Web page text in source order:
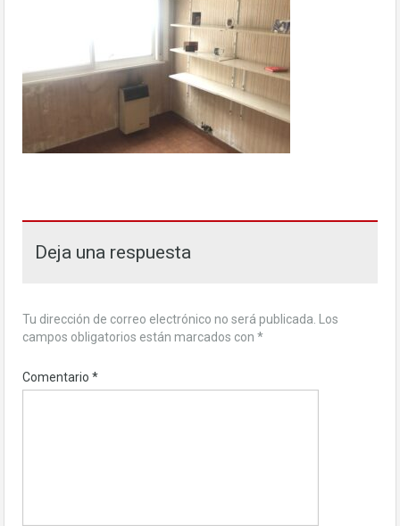
Deja una respuesta
Tu dirección de correo electrónico no será publicada.
Los
campos obligatorios están marcados con *
Comentario *